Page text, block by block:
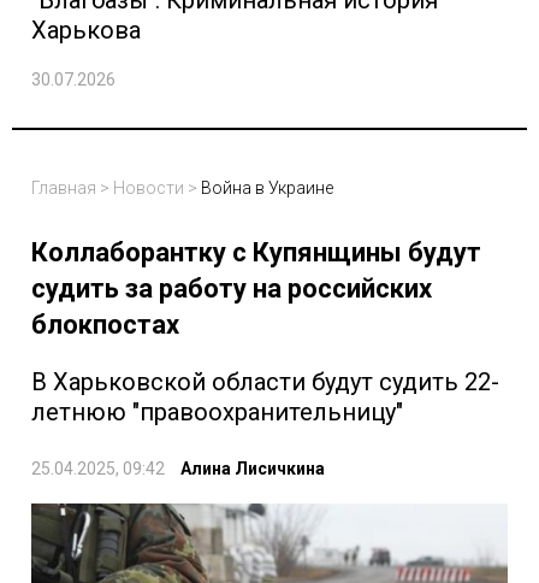
Харькова
30.07.2026
Главная > Новости > Война в Украине
Коллаборантку с Купянщины будут
судить за работу на российских
блокпостах
В Харьковской области будут судить 22-
летнюю "правоохранительницу"
25.04.2025, 09:42 Алина Лисичкина